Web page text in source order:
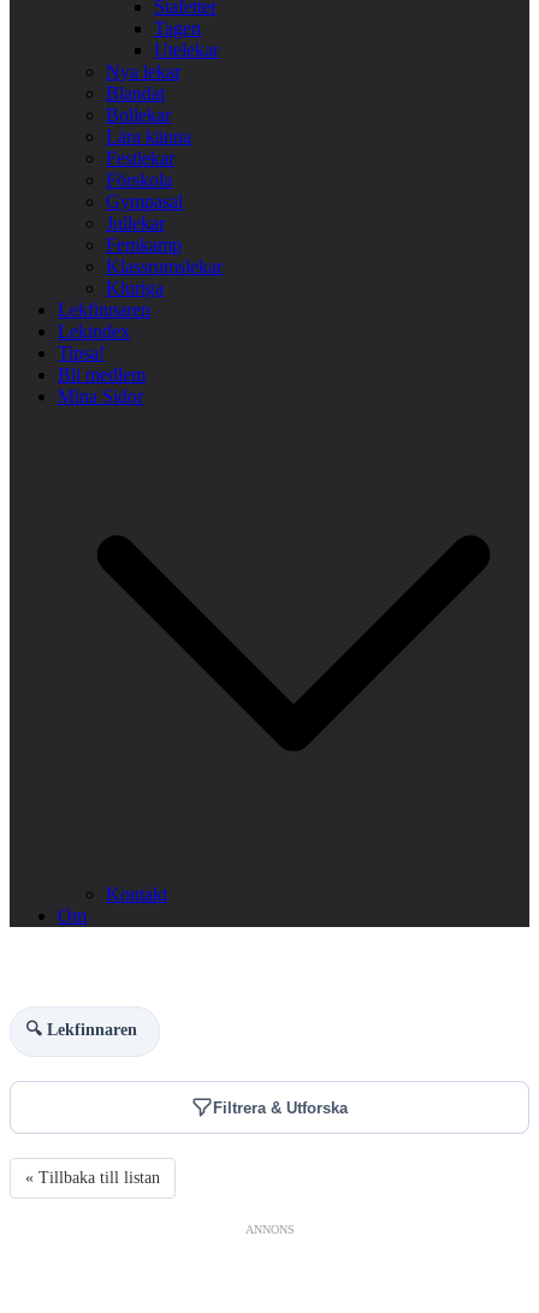
Stafetter
Tagen
Utelekar
Nya lekar
Blandat
Bollekar
Lära känna
Festlekar
Förskola
Gympasal
Jullekar
Femkamp
Klassrumslekar
Kluriga
Lekfinnaren
Lekindex
Tipsa!
Bli medlem
Mina Sidor
Kontakt
Om
🔍 Lekfinnaren
Filtrera & Utforska
« Tillbaka till listan
ANNONS